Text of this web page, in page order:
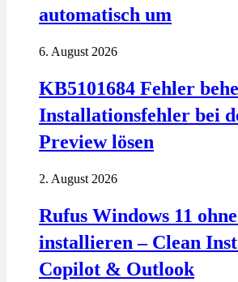
automatisch um
6. August 2026
KB5101684 Fehler
Installationsfehler bei
Preview lösen
2. August 2026
Rufus Windows 11
installieren – Clean
Copilot & Outlook